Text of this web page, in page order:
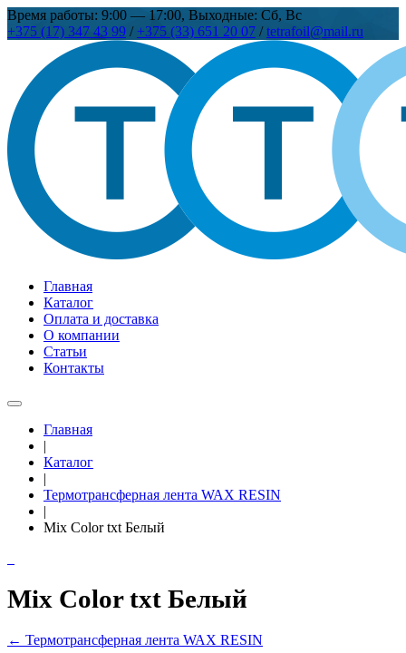
Время работы: 9:00 — 17:00, Выходные: Сб, Вс
+375 (17) 347 43 99 / +375 (33) 651 20 07 / tetrafoil@mail.ru
Главная
Каталог
Оплата и доставка
О компании
Статьи
Контакты
Главная
|
Каталог
|
Термотрансферная лента WAX RESIN
|
Mix Color txt Белый
Mix Color txt Белый
← Термотрансферная лента WAX RESIN